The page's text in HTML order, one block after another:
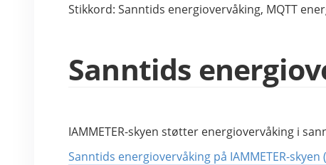
Stikkord: Sanntids energiovervåking, MQTT
Sanntids
IAMMETER-skyen støtter energiovervåking i
Sanntids energiovervåking på IAMMETER-skyen